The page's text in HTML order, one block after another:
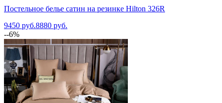
Постельное белье сатин на резинке Hilton 326R
9450 руб.8880 руб.
--6%